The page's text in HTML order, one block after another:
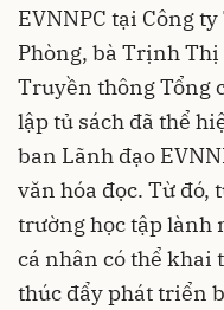
EVNNPC tại Công
Phòng, bà Trịnh
Truyền thông Tổng
lập tủ sách đã thể
ban Lãnh đạo
văn hóa đọc. Từ đó,
trường học tập lành
cá nhân có thể khai
thúc đẩy phát triển